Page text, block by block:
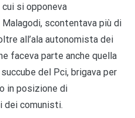
si opponeva
scontentava più di
all’ala autonomista dei
faceva parte anche quella
del Pci, brigava per
in posizione di
dei comunisti.